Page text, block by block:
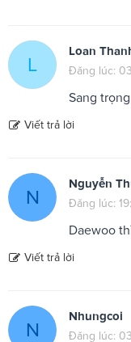
L
Loan
Đăng lúc:
Sang
Viết trả lời
N
Nguyễn
Đăng lúc:
Daewoo
Viết trả lời
N
Nhungcoi
Đăng lúc: